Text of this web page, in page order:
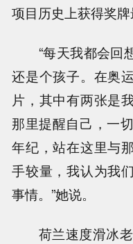
项目历史上获得奖牌
“每天我都会回
还是个孩子。在奥
片，其中有两张是
那里提醒自己，一
年纪，站在这里与
手较量，我认为我
事情。”她说。
荷兰速度滑冰老